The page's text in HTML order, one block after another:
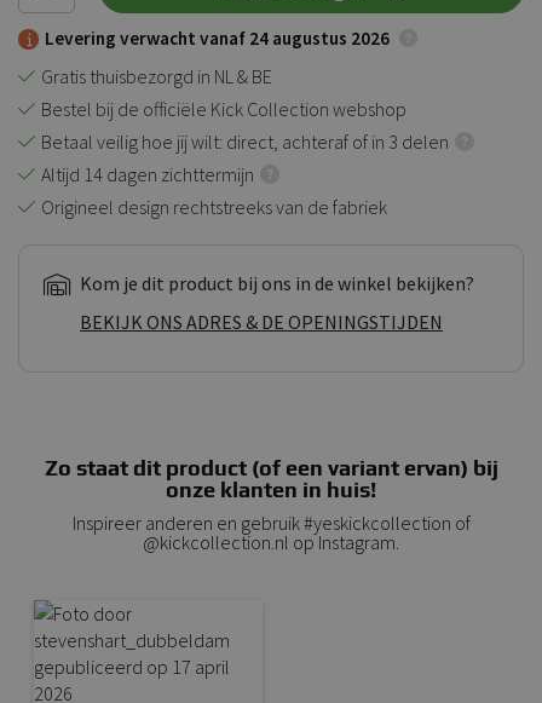
Levering verwacht vanaf 24 augustus 2026
Gratis thuisbezorgd in NL & BE
Bestel bij de officiële Kick Collection webshop
Betaal veilig hoe jij wilt: direct, achteraf of in 3 delen
Altijd 14 dagen zichttermijn
Origineel design rechtstreeks van de fabriek
Kom je dit product bij ons in de winkel bekijken?
BEKIJK ONS ADRES & DE OPENINGSTIJDEN
Zo staat dit product (of een variant ervan) bij
onze klanten in huis!
Inspireer anderen en gebruik #yeskickcollection of
@kickcollection.nl op Instagram.